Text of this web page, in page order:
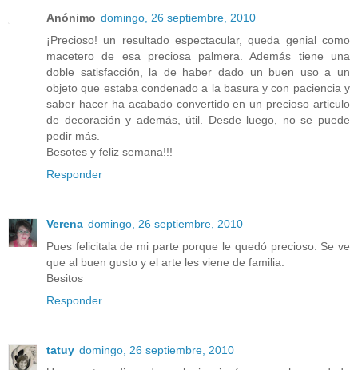
Anónimo domingo, 26 septiembre, 2010
¡Precioso! un resultado espectacular, queda genial como
macetero de esa preciosa palmera. Además tiene una
doble satisfacción, la de haber dado un buen uso a un
objeto que estaba condenado a la basura y con paciencia y
saber hacer ha acabado convertido en un precioso articulo
de decoración y además, útil. Desde luego, no se puede
pedir más.
Besotes y feliz semana!!!
Responder
Verena domingo, 26 septiembre, 2010
Pues felicitala de mi parte porque le quedó precioso. Se ve
que al buen gusto y el arte les viene de familia.
Besitos
Responder
tatuy domingo, 26 septiembre, 2010